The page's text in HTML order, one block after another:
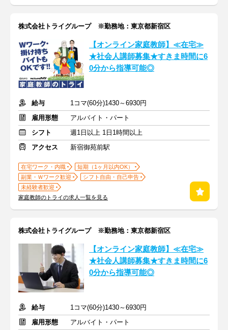
株式会社トライグループ ※勤務地：東京都新宿区
【オンライン家庭教師】≪在宅≫
★社会人講師募集★すきま時間に6
0分から指導可能◎
給与
1コマ(60分)1430～6930円
雇用形態
アルバイト・パート
シフト
週1日以上 1日1時間以上
アクセス
新宿御苑前駅
在宅ワーク・内職
短期（1ヶ月以内OK）
副業・Ｗワーク歓迎
シフト自由・自己申告
未経験者歓迎
家庭教師のトライの求人一覧を見る
株式会社トライグループ ※勤務地：東京都新宿区
【オンライン家庭教師】≪在宅≫
★社会人講師募集★すきま時間に6
0分から指導可能◎
給与
1コマ(60分)1430～6930円
雇用形態
アルバイト・パート